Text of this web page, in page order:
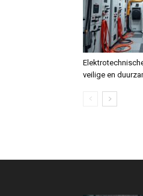
veilige en